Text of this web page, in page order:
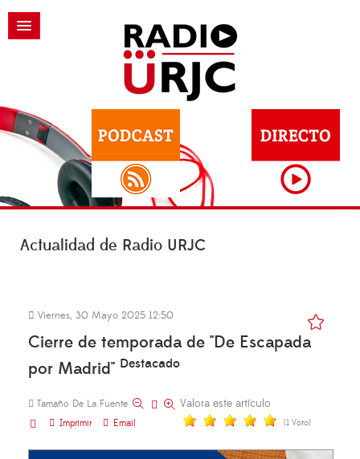
Actualidad de Radio URJC
Viernes, 30 Mayo 2025 12:50
Cierre de temporada de "De Escapada
por Madrid" Destacado
Tamaño De La Fuente
Imprimir
Email
Valora este artículo
(1 Voto)